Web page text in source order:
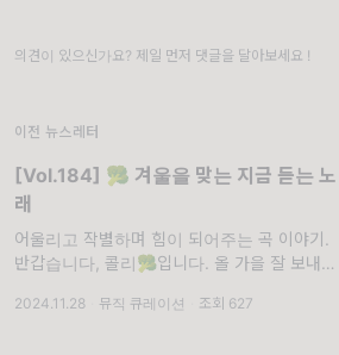
의견이 있으신가요? 제일 먼저 댓글을 달아보세요 !
이전 뉴스레터
[Vol.184] 🥦 겨울을 맞는 지금 듣는 노
래
어울리고 작별하며 힘이 되어주는 곡 이야기.
반갑습니다, 콜리🥦입니다. 올 가을 잘 보내셨
게 지낸 가을을 보내지 않았나 싶습니다. 연한
2024.11.28 뮤직 큐레이션 조회 627